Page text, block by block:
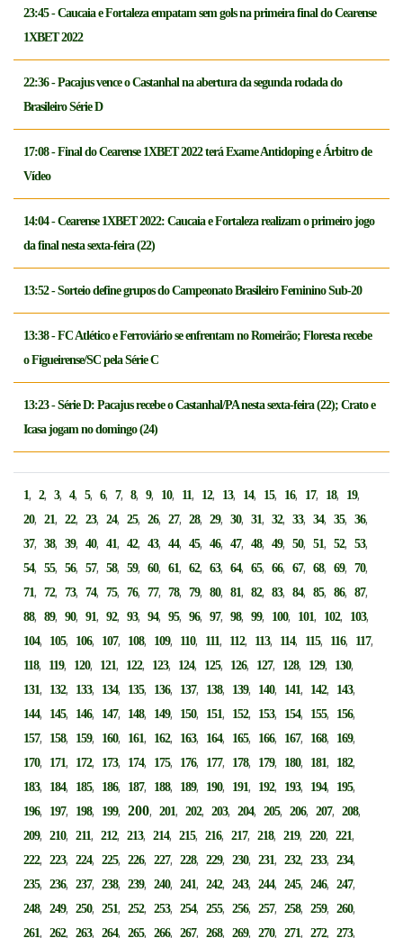
23:45 - Caucaia e Fortaleza empatam sem gols na primeira final do Cearense
1XBET 2022
22:36 - Pacajus vence o Castanhal na abertura da segunda rodada do
Brasileiro Série D
17:08 - Final do Cearense 1XBET 2022 terá Exame Antidoping e Árbitro de
Vídeo
14:04 - Cearense 1XBET 2022: Caucaia e Fortaleza realizam o primeiro jogo
da final nesta sexta-feira (22)
13:52 - Sorteio define grupos do Campeonato Brasileiro Feminino Sub-20
13:38 - FC Atlético e Ferroviário se enfrentam no Romeirão; Floresta recebe
o Figueirense/SC pela Série C
13:23 - Série D: Pacajus recebe o Castanhal/PA nesta sexta-feira (22); Crato e
Icasa jogam no domingo (24)
1,2,3,4,5,6,7,8,9, 10, 11, 12, 13, 14, 15, 16, 17, 18, 19,
20,21,22,23,24,25,26,27,28,29,30,31,32,33,34,35,36,
37,38,39,40,41,42,43,44,45,46,47,48,49,50,51,52,53,
54,55,56,57,58,59,60,61,62,63,64,65,66,67,68,69,70,
71,72,73,74,75,76,77,78,79,80,81,82,83,84,85,86,87,
88,89,90,91,92,93,94,95,96,97,98,99, 100, 101, 102, 103,
104, 105, 106, 107, 108, 109, 110, 111, 112, 113, 114, 115, 116, 117,
118, 119, 120, 121, 122, 123, 124, 125, 126, 127, 128, 129, 130,
131, 132, 133, 134, 135, 136, 137, 138, 139, 140, 141, 142, 143,
144, 145, 146, 147, 148, 149, 150, 151, 152, 153, 154, 155, 156,
157, 158, 159, 160, 161, 162, 163, 164, 165, 166, 167, 168, 169,
170, 171, 172, 173, 174, 175, 176, 177, 178, 179, 180, 181, 182,
183, 184, 185, 186, 187, 188, 189, 190, 191, 192, 193, 194, 195,
196, 197, 198, 199,200,201,202,203,204,205,206,207,208,
209,210,211,212,213,214,215,216,217,218,219,220,221,
222,223,224,225,226,227,228,229,230,231,232,233,234,
235,236,237,238,239,240,241,242,243,244,245,246,247,
248,249,250,251,252,253,254,255,256,257,258,259,260,
261,262,263,264,265,266,267,268,269,270,271,272,273,